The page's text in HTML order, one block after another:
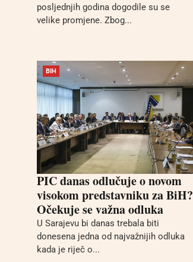
posljednjih godina dogodile su se
velike promjene. Zbog...
BIH
PIC danas odlučuje o novom
visokom predstavniku za BiH?
Očekuje se važna odluka
U Sarajevu bi danas trebala biti
donesena jedna od najvažnijih odluka
kada je riječ o...